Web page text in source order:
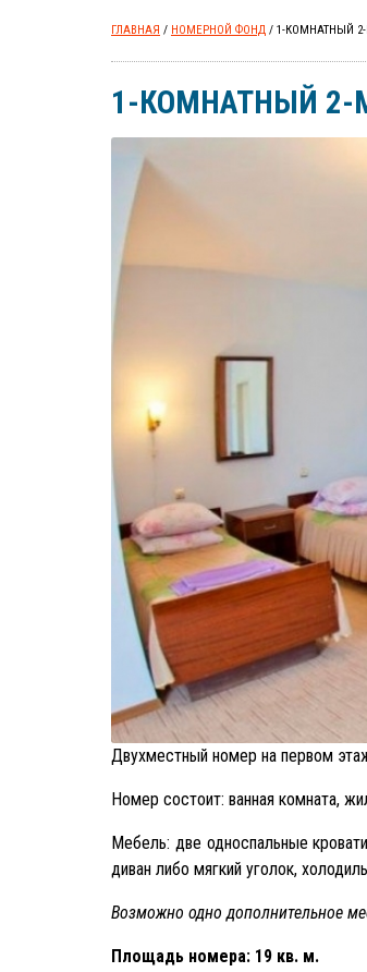
ГЛАВНАЯ / НОМЕРНОЙ ФОНД / 1-КОМНАТНЫЙ
1-КОМНАТНЫЙ 2-
Двухместный номер на первом
Номер состоит: ванная комната,
Мебель: две односпальные
диван либо мягкий уголок,
Возможно одно дополнительное
Площадь номера: 19 кв. м.